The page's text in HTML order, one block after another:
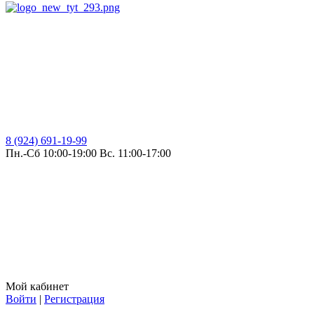
8 (924) 691-19-99
Пн.-Сб 10:00-19:00 Вс. 11:00-17:00
Мой кабинет
Войти | Регистрация